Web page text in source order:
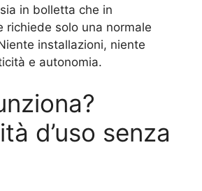
in bolletta che in
richiede solo una normale
installazioni, niente
e autonomia.
d’uso senza